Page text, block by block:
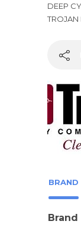
DEEP
TROJAN
BRAND
Brand